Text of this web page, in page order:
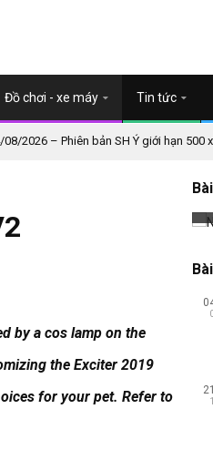
Đồ chơi - xe máy Tin tức
2026 – Phiên bản SH Ý giới hạn 500
by a cos lamp on the
the Exciter 2019
for your pet. Refer to